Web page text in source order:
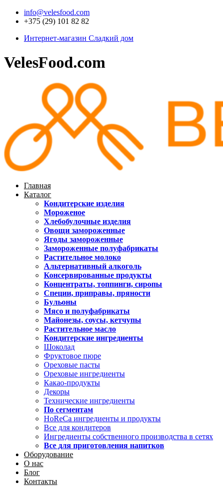
info@velesfood.com
+375 (29) 101 82 82
Интернет-магазин Сладкий дом
VelesFood.com
Главная
Каталог
Кондитерские изделия
Мороженое
Хлебобулочные изделия
Овощи замороженные
Ягоды замороженные
Замороженные полуфабрикаты
Растительное молоко
Альтернативный алкоголь
Консервированные продукты
Концентраты, топпинги, сиропы
Специи, приправы, пряности
Бульоны
Мясо и полуфабрикаты
Майонезы, соусы, кетчупы
Растительное масло
Кондитерские ингредиенты
Шоколад
Фруктовое пюре
Ореховые пасты
Ореховые ингредиенты
Какао-продукты
Декоры
Технические ингредиенты
По сегментам
HoReCa ингредиенты и продукты
Все для кондитеров
Ингредиенты собственного производства в сетях
Все для приготовления напитков
Оборудование
О нас
Блог
Контакты